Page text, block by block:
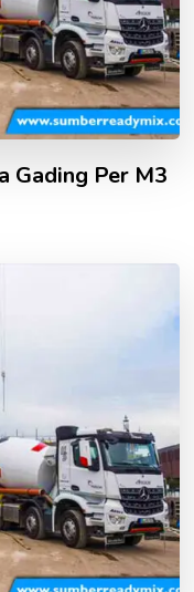
Gading Per M3